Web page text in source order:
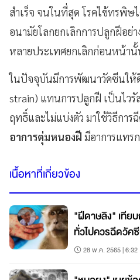
สำเร็จ จนในที่สุด โรคไข้ทรพิษ
อนามัยโลกยกเลิกการปลูกฝีอย่
หลายประเทศยกเลิกก่อนหน้า
ในปัจจุบันมีการพัฒนาวัคซีนให้
strain) แทนการปลูกฝี เป็นไว
ฤทธิ์และไม่แบ่งตัว มาใช้วิธีการ
อาการตุ่มหนองฝี มีอาการแทร
เนื้อหาที่เกี่ยวข้อง
"ฝีดาษลิง" เทีย
ทั่วไปควรฉีดวัค
28 พ.ค. 2565 | 6:32